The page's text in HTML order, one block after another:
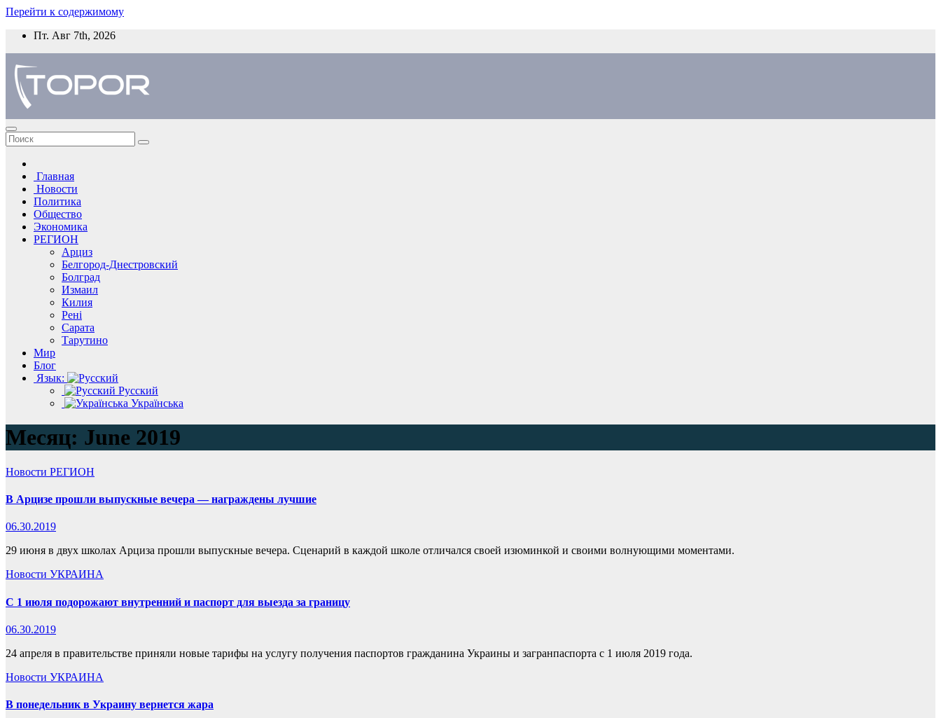
Перейти к содержимому
Пт. Авг 7th, 2026
Главная
Новости
Политика
Общество
Экономика
РЕГИОН
Арциз
Белгород-Днестровский
Болград
Измаил
Килия
Рені
Сарата
Тарутино
Мир
Блог
Язык:
Русский
Українська
Месяц: June 2019
Новости РЕГИОН
В Арцизе прошли выпускные вечера — награждены лучшие
06.30.2019
29 июня в двух школах Арциза прошли выпускные вечера. Сценарий в каждой школе отличался своей изюминкой и своими волнующими моментами.
Новости УКРАИНА
С 1 июля подорожают внутренний и паспорт для выезда за границу
06.30.2019
24 апреля в правительстве приняли новые тарифы на услугу получения паспортов гражданина Украины и загранпаспорта с 1 июля 2019 года.
Новости УКРАИНА
В понедельник в Украину вернется жара